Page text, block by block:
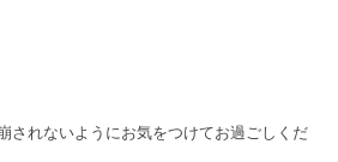
されないようにお気をつけてお過ごしくだ